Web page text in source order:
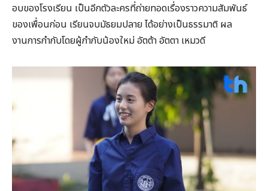
อบของโรงเรียน เป็นอีกตัวละครที่ถ่ายทอดเรื่องราวความสัมพันธ์
ของเพื่อนก่อน เรียนจบมัธยมปลาย ได้อย่างเป็นธรรมาติ ผล
งานการกำกับโดยผู้กำกับน้องใหม่ อัตต้า อัตตา เหมวดี